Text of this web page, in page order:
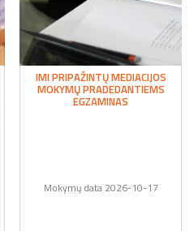
IMI PRIPAŽINTŲ MEDIACIJOS
MOKYMŲ PRADEDANTIEMS
EGZAMINAS
Mokymų data 2026-10-17